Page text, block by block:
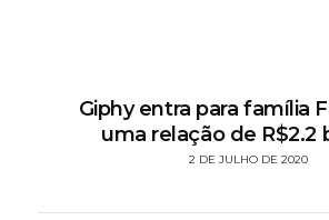
Giphy entra para família
uma relação de R$2.2
2 DE JULHO DE 2020